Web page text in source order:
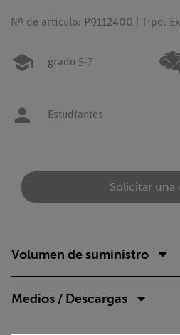
Nº de artículo: P9112400 | Tipo:
grado 5-7
Estudiantes
Solicitar una
Volumen de suministro
Medios / Descargas